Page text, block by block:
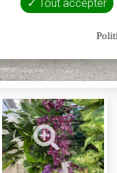
Tout accepter